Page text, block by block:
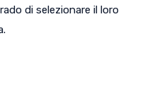
di selezionare il loro